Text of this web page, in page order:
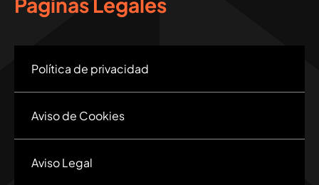
Política de privacidad
Aviso de Cookies
Aviso Legal